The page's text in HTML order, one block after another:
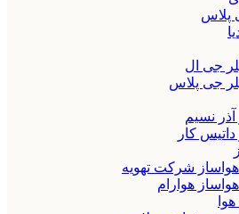
پلاس
جی ال
جی پلاس
آذر نسیم
داتیس کار
شرکت تهویه
هوارام